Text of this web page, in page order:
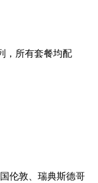
，所有套餐均配
伦敦、瑞典斯德哥